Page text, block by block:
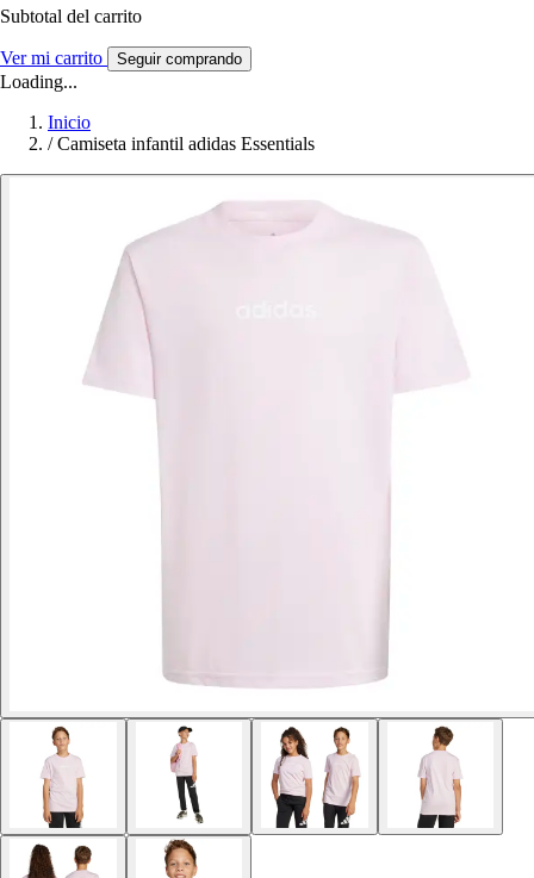
Subtotal del carrito
Ver mi carrito Seguir comprando
Loading...
Inicio
/ Camiseta infantil adidas Essentials